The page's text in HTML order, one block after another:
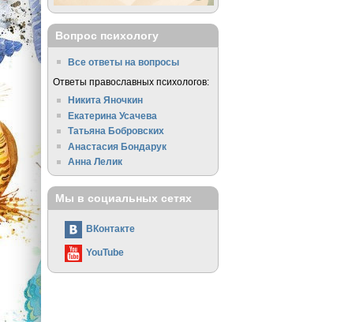
Вопрос психологу
Все ответы на вопросы
Ответы православных психологов:
Никита Яночкин
Екатерина Усачева
Татьяна Бобровских
Анастасия Бондарук
Анна Лелик
Мы в социальных сетях
ВКонтакте
YouTube